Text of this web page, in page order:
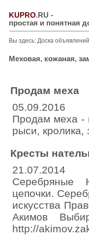
KUPRO.RU -
простая и понятная
Вы здесь: Доска объявлений
Меховая, кожаная,
Продам меха
05.09.2016
Продам меха -
рыси, кролика,
Кресты
21.07.2014
Серебряные
цепочки.
искусства
Акимов
http://